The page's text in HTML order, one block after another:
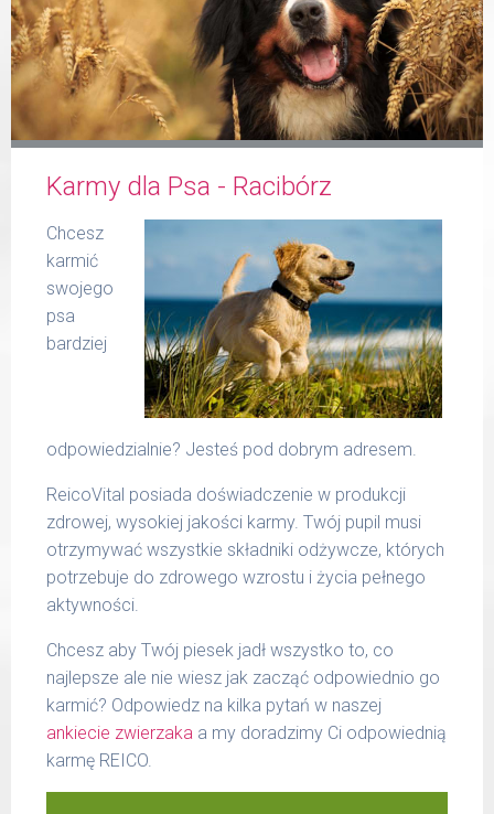
Formularz
Kontakt
Karmy dla Psa - Racibórz
Chcesz
karmić
swojego
psa
bardziej
odpowiedzialnie? Jesteś pod dobrym adresem.
ReicoVital posiada doświadczenie w produkcji
zdrowej, wysokiej jakości karmy. Twój pupil musi
otrzymywać wszystkie składniki odżywcze, których
potrzebuje do zdrowego wzrostu i życia pełnego
aktywności.
Chcesz aby Twój piesek jadł wszystko to, co
najlepsze ale nie wiesz jak zacząć odpowiednio go
karmić? Odpowiedz na kilka pytań w naszej
ankiecie zwierzaka a my doradzimy Ci odpowiednią
karmę REICO.